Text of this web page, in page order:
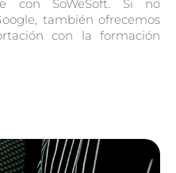
con SoWeSoft. Si no
también ofrecemos
con la formación